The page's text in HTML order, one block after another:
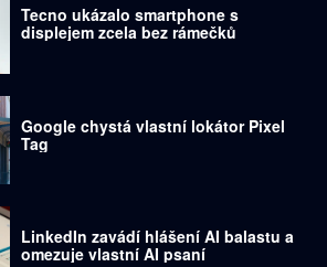
Tecno ukázalo smartphone s
displejem zcela bez rámečků
Google chystá vlastní lokátor Pixel
Tag
LinkedIn zavádí hlášení AI balastu a
omezuje vlastní AI psaní